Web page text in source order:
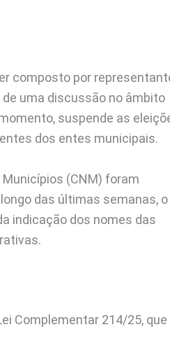
composto por
uma discussão no âmbito
suspende as
dos entes municipais.
(CNM) foram
das últimas semanas, o
indicação dos nomes das
Complementar 214/25, que